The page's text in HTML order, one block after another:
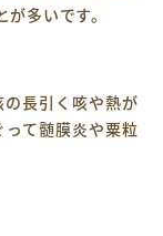
多いです。
長引く咳や熱が
て髄膜炎や粟粒